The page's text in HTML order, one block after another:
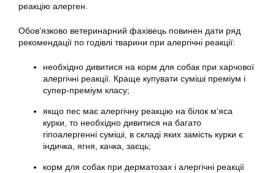
реакцію алерген.
Обов’язково ветеринарний фахівець повинен дати ряд
рекомендації по годівлі тварини при алергічні реакції:
необхідно дивитися на корм для собак при харчової
алергічні реакції. Краще купувати суміші преміум і
супер-преміум класу;
якщо пес має алергічну реакцію на білок м’яса
курки, то необхідно дивитися на багато
гіпоалергенні суміші, в складі яких замість курки є
індичка, ягня, качка, заєць;
корм для собак при дерматозах і алергічні реакції